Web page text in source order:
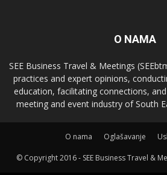
O NAMA
SEE Business Travel & Meetings
practices and expert opinions,
education, facilitating connections,
meeting and event industry of South
О nama Oglašavanje
© Copyright 2016 - SEE Business Travel &